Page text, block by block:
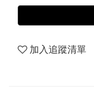
加入追蹤清單